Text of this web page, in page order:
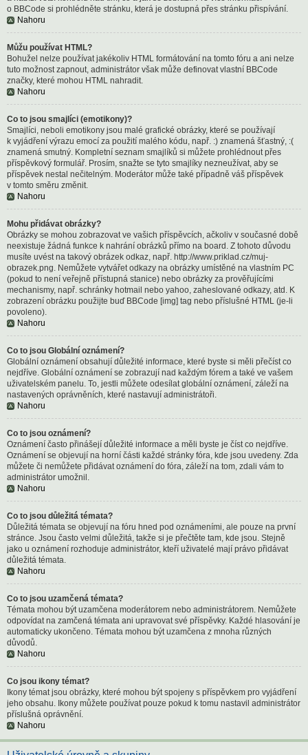
o BBCode si prohlédněte stránku, která je dostupná přes stránku přispívání.
Nahoru
Můžu používat HTML?
Bohužel nelze používat jakékoliv HTML formátování na tomto fóru a ani nelze
tuto možnost zapnout, administrátor však může definovat vlastní BBCode
značky, které mohou HTML nahradit.
Nahoru
Co to jsou smajlíci (emotikony)?
Smajlíci, neboli emotikony jsou malé grafické obrázky, které se používají
k vyjádření výrazu emocí za použití malého kódu, např. :) znamená šťastný, :(
znamená smutný. Kompletní seznam smajlíků si můžete prohlédnout přes
příspěvkový formulář. Prosím, snažte se tyto smajlíky nezneužívat, aby se
příspěvek nestal nečitelným. Moderátor může také případně váš příspěvek
v tomto směru změnit.
Nahoru
Mohu přidávat obrázky?
Obrázky se mohou zobrazovat ve vašich příspěvcích, ačkoliv v současné době
neexistuje žádná funkce k nahrání obrázků přímo na board. Z tohoto důvodu
musíte uvést na takový obrázek odkaz, např. http://www.priklad.cz/muj-
obrazek.png. Nemůžete vytvářet odkazy na obrázky umístěné na vlastním PC
(pokud to není veřejně přístupná stanice) nebo obrázky za prověřujícími
mechanismy, např. schránky hotmail nebo yahoo, zaheslované odkazy, atd. K
zobrazení obrázku použijte buď BBCode [img] tag nebo příslušné HTML (je-li
povoleno).
Nahoru
Co to jsou Globální oznámení?
Globální oznámení obsahují důležité informace, které byste si měli přečíst co
nejdříve. Globální oznámení se zobrazují nad každým fórem a také ve vašem
uživatelském panelu. To, jestli můžete odesílat globální oznámení, záleží na
nastavených oprávněních, které nastavují administrátoři.
Nahoru
Co to jsou oznámení?
Oznámení často přinášejí důležité informace a měli byste je číst co nejdříve.
Oznámení se objevují na horní části každé stránky fóra, kde jsou uvedeny. Zda
můžete či nemůžete přidávat oznámení do fóra, záleží na tom, zdali vám to
administrátor umožnil.
Nahoru
Co to jsou důležitá témata?
Důležitá témata se objevují na fóru hned pod oznámeními, ale pouze na první
stránce. Jsou často velmi důležitá, takže si je přečtěte tam, kde jsou. Stejně
jako u oznámení rozhoduje administrátor, kteří uživatelé mají právo přidávat
důležitá témata.
Nahoru
Co to jsou uzamčená témata?
Témata mohou být uzamčena moderátorem nebo administrátorem. Nemůžete
odpovídat na zamčená témata ani upravovat své příspěvky. Každé hlasování je
automaticky ukončeno. Témata mohou být uzamčena z mnoha různých
důvodů.
Nahoru
Co jsou ikony témat?
Ikony témat jsou obrázky, které mohou být spojeny s příspěvkem pro vyjádření
jeho obsahu. Ikony můžete používat pouze pokud k tomu nastavil administrátor
příslušná oprávnění.
Nahoru